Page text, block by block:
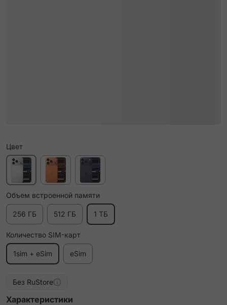
Цвет
Объем встроенной памяти
256 ГБ 512 ГБ 1 ТБ
Количество SIM-карт
1sim + eSim eSim
Без RuStore
Характеристики